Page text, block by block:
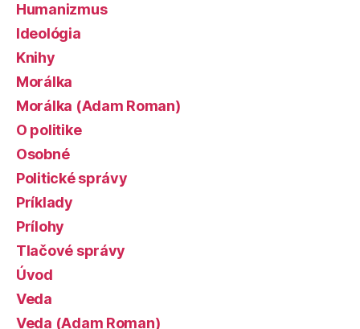
Humanizmus
Ideológia
Knihy
Morálka
Morálka (Adam Roman)
O politike
Osobné
Politické správy
Príklady
Prílohy
Tlačové správy
Úvod
Veda
Veda (Adam Roman)